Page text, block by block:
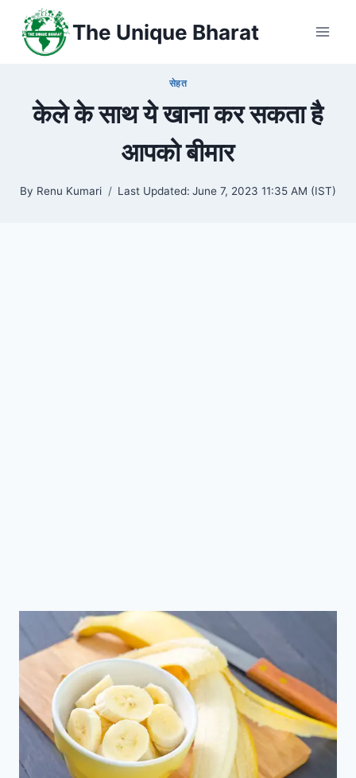
content
The Unique Bharat
सेहत
केले के साथ ये खाना कर सकता है
आपको बीमार
By Renu Kumari Last Updated: June 7, 2023 11:35 AM (IST)